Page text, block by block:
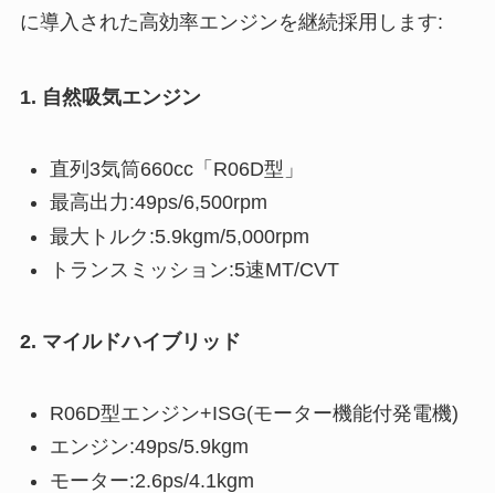
に導入された高効率エンジンを継続採用します:
1. 自然吸気エンジン
直列3気筒660cc「R06D型」
最高出力:49ps/6,500rpm
最大トルク:5.9kgm/5,000rpm
トランスミッション:5速MT/CVT
2. マイルドハイブリッド
R06D型エンジン+ISG(モーター機能付発電機)
エンジン:49ps/5.9kgm
モーター:2.6ps/4.1kgm